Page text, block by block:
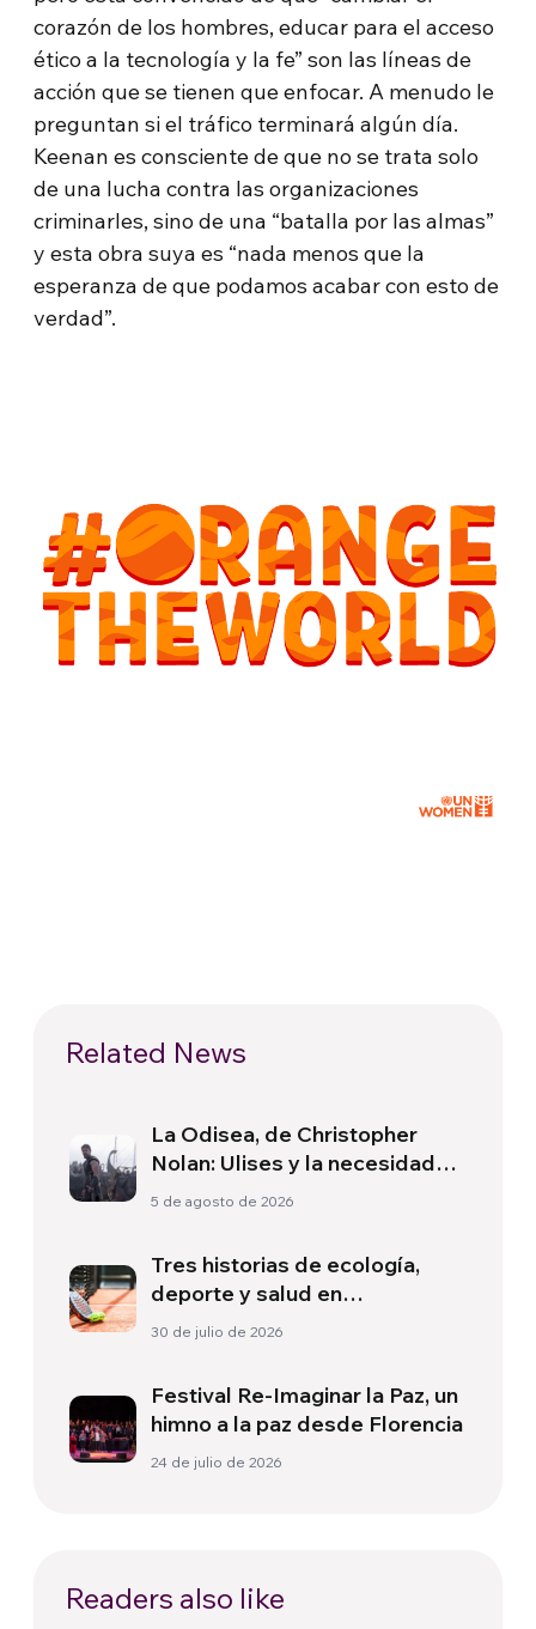
corazón de los hombres, educar para el acceso
ético a la tecnología y la fe” son las líneas de
acción que se tienen que enfocar. A menudo le
preguntan si el tráfico terminará algún día.
Keenan es consciente de que no se trata solo
de una lucha contra las organizaciones
criminarles, sino de una “batalla por las almas”
y esta obra suya es “nada menos que la
esperanza de que podamos acabar con esto de
verdad”.
Related News
La Odisea, de Christopher
Nolan: Ulises y la necesidad
de un nuevo amanecer
5 de agosto de 2026
Tres historias de ecología,
deporte y salud en
Sudamérica
30 de julio de 2026
Festival Re-Imaginar la Paz, un
himno a la paz desde Florencia
24 de julio de 2026
Readers also like